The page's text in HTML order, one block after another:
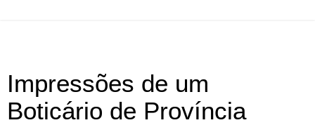
Impressões de um
Boticário de Província